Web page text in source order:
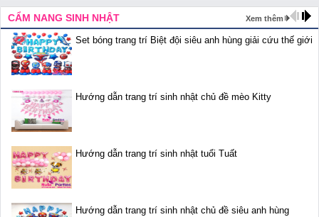
CẨM NANG SINH NHẬT Xem thêm
Set bóng trang trí Biệt đội siêu anh hùng giải cứu thế giới
Hướng dẫn trang trí sinh nhật chủ đề mèo Kitty
Hướng dẫn trang trí sinh nhật tuổi Tuất
Hướng dẫn trang trí sinh nhật chủ đề siêu anh hùng